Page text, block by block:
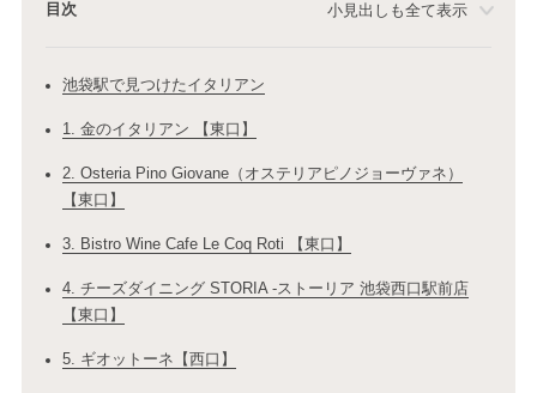
目次 小見出しも全て表示
池袋駅で見つけたイタリアン
1. 金のイタリアン 【東口】
2. Osteria Pino Giovane（オステリアピノジョーヴァネ）
【東口】
3. Bistro Wine Cafe Le Coq Roti 【東口】
4. チーズダイニング STORIA ‐ストーリア 池袋西口駅前店
【東口】
5. ギオットーネ【西口】